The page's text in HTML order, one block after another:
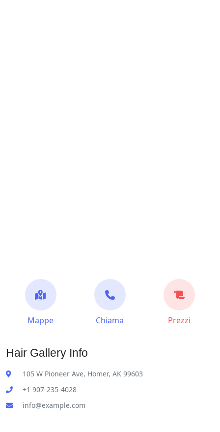
Mappe Chiama Prezzi
Hair Gallery Info
105 W Pioneer Ave, Homer, AK 99603
+1 907-235-4028
info@example.com